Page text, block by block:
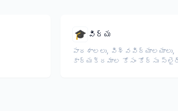
🎓 విద్య
పాఠశాలలు,
కార్యక్రమాల కోసం కోర్సు